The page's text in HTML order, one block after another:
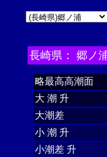
長崎県： 郷ノ
略最高高潮面
大 潮 升
大潮差
小 潮 升
小潮差 升